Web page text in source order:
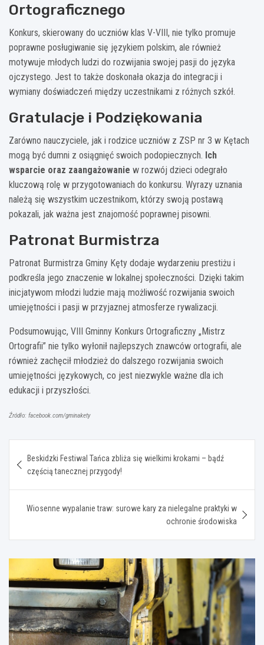
Ortograficznego
Konkurs, skierowany do uczniów klas V-VIII, nie tylko promuje
poprawne posługiwanie się językiem polskim, ale również
motywuje młodych ludzi do rozwijania swojej pasji do języka
ojczystego. Jest to także doskonała okazja do integracji i
wymiany doświadczeń między uczestnikami z różnych szkół.
Gratulacje i Podziękowania
Zarówno nauczyciele, jak i rodzice uczniów z ZSP nr 3 w Kętach
mogą być dumni z osiągnięć swoich podopiecznych. Ich
wsparcie oraz zaangażowanie w rozwój dzieci odegrało
kluczową rolę w przygotowaniach do konkursu. Wyrazy uznania
należą się wszystkim uczestnikom, którzy swoją postawą
pokazali, jak ważna jest znajomość poprawnej pisowni.
Patronat Burmistrza
Patronat Burmistrza Gminy Kęty dodaje wydarzeniu prestiżu i
podkreśla jego znaczenie w lokalnej społeczności. Dzięki takim
inicjatywom młodzi ludzie mają możliwość rozwijania swoich
umiejętności i pasji w przyjaznej atmosferze rywalizacji.
Podsumowując, VIII Gminny Konkurs Ortograficzny „Mistrz
Ortografii” nie tylko wyłonił najlepszych znawców ortografii, ale
również zachęcił młodzież do dalszego rozwijania swoich
umiejętności językowych, co jest niezwykle ważne dla ich
edukacji i przyszłości.
Źródło: facebook.com/gminakety
wpisu
Beskidzki Festiwal Tańca zbliża się wielkimi krokami – bądź
częścią tanecznej przygody!
Wiosenne wypalanie traw: surowe kary za nielegalne praktyki w
ochronie środowiska